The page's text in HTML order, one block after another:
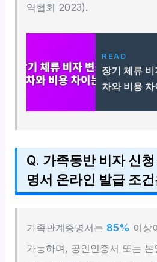
역협회 2023).
READ
장기 체류
차와 비용 차
Q. 가족동반 비자 신
명서 온라인 발급 조
가족관계증명서는 85% 이상
가능하며, 공인인증서 또는